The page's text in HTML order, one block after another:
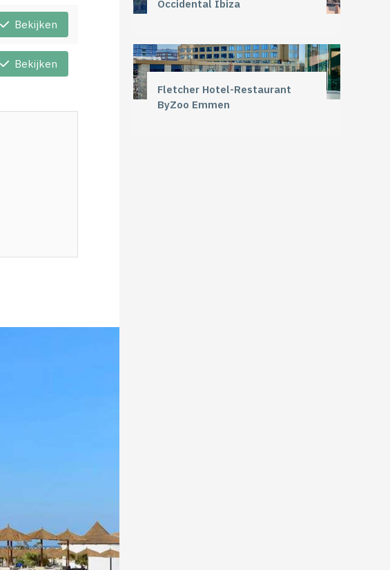
Bekijken
Bekijken
Occidental Ibiza
Fletcher Hotel-Restaurant
ByZoo Emmen